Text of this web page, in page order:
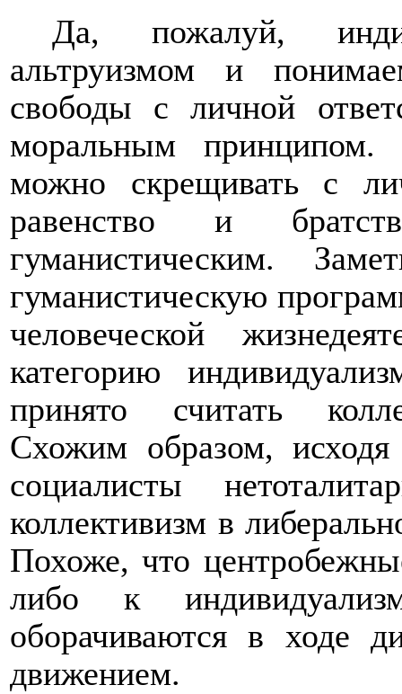
Да, пожалуй,
альтруизмом и
свободы с личной
моральным принципом.
можно скрещивать с
равенство и
гуманистическим.
гуманистическую
человеческой
категорию
принято считать
Схожим образом,
социалисты
коллективизм в
Похоже, что
либо к
оборачиваются в ходе
движением.